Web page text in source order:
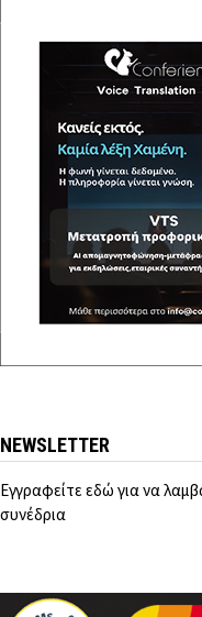
NEWSLETTER
Εγγραφείτε εδώ για να
συνέδρια